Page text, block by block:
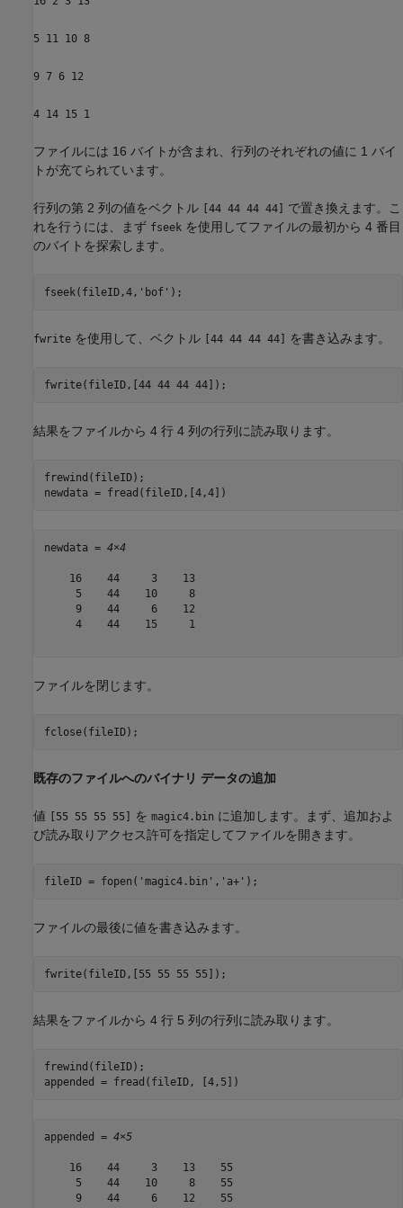
5 11 10 8
9 7 6 12
4 14 15 1
ファイルには 16 バイトが含まれ、行列のそれぞれの値に 1 バイ
トが充てられています。
行列の第 2 列の値をベクトル [44 44 44 44]
で置き換えます。こ
れを行うには、まず fseek を使用してファイルの最初から 4 番目
のバイトを探索します。
fseek(fileID,4, 'bof' );
fwrite を使用して、ベクトル [44 44 44 44] を書き込みます。
fwrite(fileID,[44 44 44 44]);
結果をファイルから 4 行 4 列の行列に読み取ります。
frewind(fileID);
newdata = fread(fileID,[4,4])
newdata = 4×4
    16    44     3    13
     5    44    10     8
     9    44     6    12
     4    44    15     1
ファイルを閉じます。
fclose(fileID);
既存のファイルへのバイナリ データの追加
値 [55 55 55 55] を magic4.bin に追加します。まず、追加およ
び読み取りアクセス許可を指定してファイルを開きます。
fileID = fopen( 'magic4.bin' , 'a+' );
ファイルの最後に値を書き込みます。
fwrite(fileID,[55 55 55 55]);
結果をファイルから 4 行 5 列の行列に読み取ります。
frewind(fileID);
appended = fread(fileID, [4,5])
appended = 4×5
    16    44     3    13    55
     5    44    10     8    55
     9    44     6    12    55